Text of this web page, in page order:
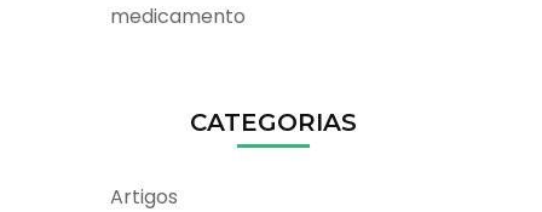
medicamento
CATEGORIAS
Artigos